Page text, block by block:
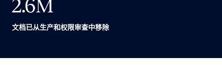
2.6M
文档已从生产和权限审查中移除